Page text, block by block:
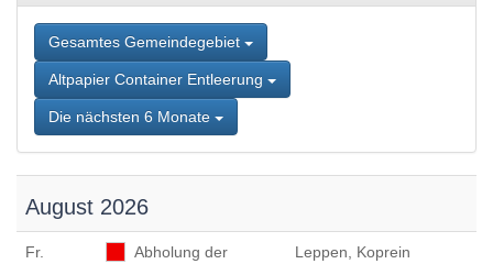
Kontaktseite
springen,
Accesskey
Zur
Sitemap
springen,
Accesskey
Gesamtes Gemeindegebiet
Altpapier Container Entleerung
Die nächsten 6 Monate
August 2026
Fr.
Abholung der
Leppen, Koprein